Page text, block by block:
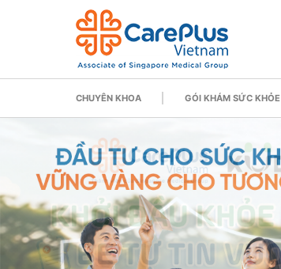
CHUYÊN KHOA GÓI KHÁM SỨC KHỎE